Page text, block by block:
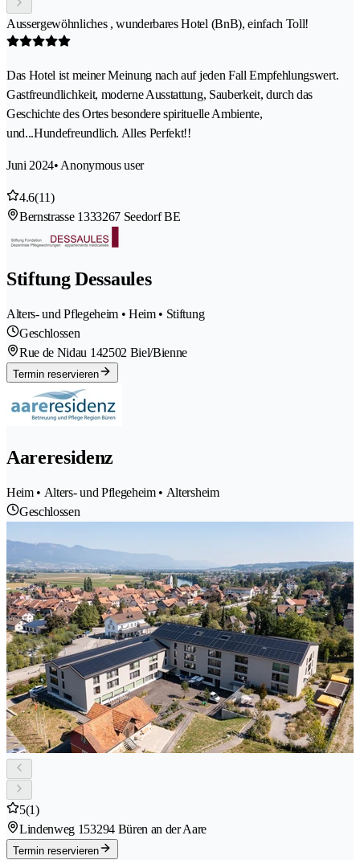
Aussergewöhnliches , wunderbares Hotel (BnB), einfach Toll!
Das Hotel ist meiner Meinung nach auf jeden Fall Empfehlungswert.
Gastfreundlichkeit, moderne Ausstattung, Sauberkeit, durch das
Geschichte des Ortes besondere spirituelle Ambiente,
und...Hundefreundlich. Alles Perfekt!!
Juni 2024• Anonymous user
4.6(11)
Bernstrasse 1333267 Seedorf BE
Stiftung Dessaules
Alters- und Pflegeheim • Heim • Stiftung
Geschlossen
Rue de Nidau 142502 Biel/Bienne
Termin reservieren
Aareresidenz
Heim • Alters- und Pflegeheim • Altersheim
Geschlossen
5(1)
Lindenweg 153294 Büren an der Aare
Termin reservieren